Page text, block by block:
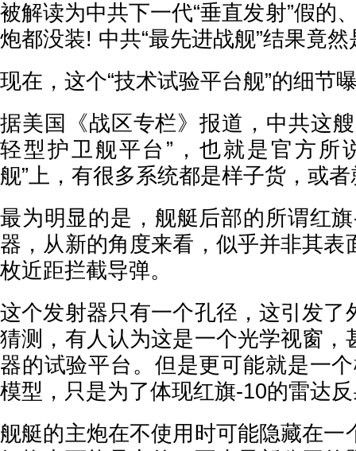
被解读为中共下一代“垂直发射”假的
炮都没装! 中共“最先进战舰”结果竟
现在，这个“技术试验平台舰”的细节
据美国《战区专栏》报道，中共这
轻型护卫舰平台”，也就是官方所
舰”上，有很多系统都是样子货，
最为明显的是，舰艇后部的所谓红
器，从新的角度来看，似乎并非其表
枚近距拦截导弹。
这个发射器只有一个孔径，这引发了
猜测，有人认为这是一个光学视窗，
器的试验平台。但是更可能就是一
模型，只是为了体现红旗-10的雷达
舰艇的主炮在不使用时可能隐藏在一